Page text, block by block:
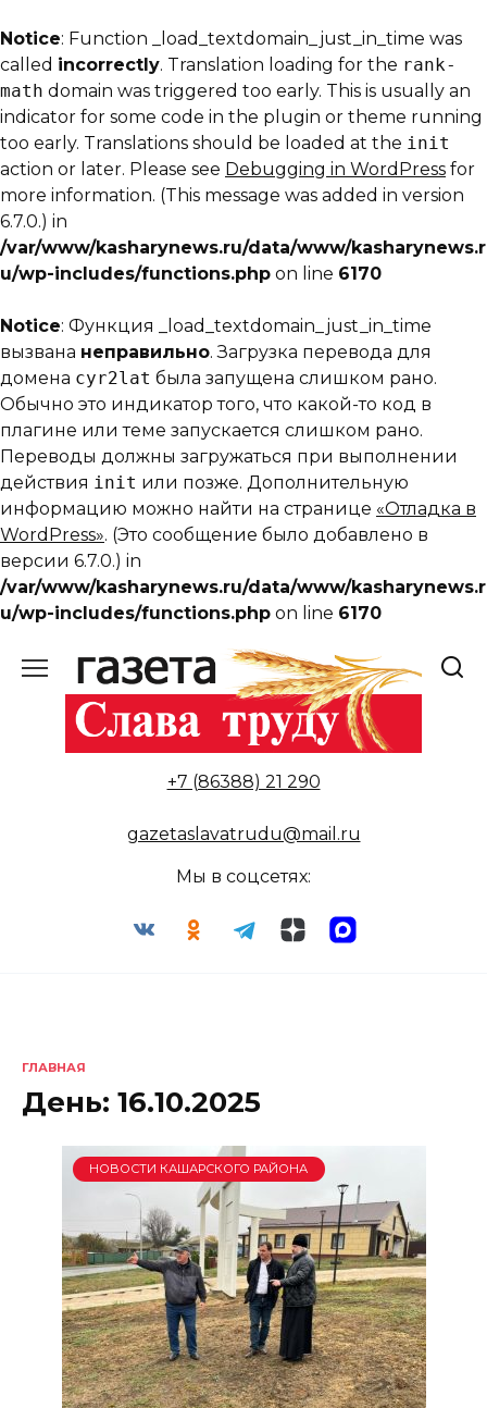
Notice: Function _load_textdomain_just_in_time was
called incorrectly. Translation loading for the rank-
math domain was triggered too early. This is usually an
indicator for some code in the plugin or theme running
too early. Translations should be loaded at the init
action or later. Please see Debugging in WordPress for
more information. (This message was added in version
6.7.0.) in
/var/www/kasharynews.ru/data/www/kasharynews.r
u/wp-includes/functions.php on line 6170
Notice: Функция _load_textdomain_just_in_time
вызвана неправильно. Загрузка перевода для
домена cyr2lat была запущена слишком рано.
Обычно это индикатор того, что какой-то код в
плагине или теме запускается слишком рано.
Переводы должны загружаться при выполнении
действия init или позже. Дополнительную
информацию можно найти на странице «Отладка в
WordPress». (Это сообщение было добавлено в
версии 6.7.0.) in
/var/www/kasharynews.ru/data/www/kasharynews.r
u/wp-includes/functions.php on line 6170
содержанию
+7 (86388) 21 290
gazetaslavatrudu@mail.ru
Мы в соцсетях:
ГЛАВНАЯ
День: 16.10.2025
НОВОСТИ КАШАРСКОГО РАЙОНА